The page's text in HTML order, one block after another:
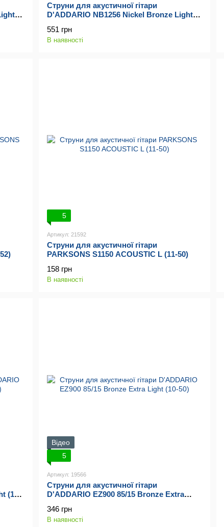
Струни для акустичної гітари
D'ADDARIO NB1256 Nickel Bronze Light
551 грн
В наявності
5
Артикул: 21592
Струни для акустичної гітари
PARKSONS S1150 ACOUSTIC L (11-50)
158 грн
В наявності
(11-
Відео
5
Артикул: 19566
Струни для акустичної гітари
D'ADDARIO EZ900 85/15 Bronze Extra
346 грн
В наявності